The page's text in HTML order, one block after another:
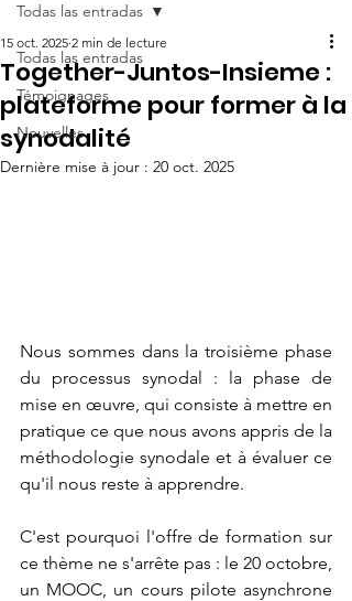
Todas las entradas
Témoignages
Nouvelles
Todas las entradas
Together-Juntos-Insieme :
plateforme pour former à la
synodalité
15 oct. 2025 2 min de lecture
Dernière mise à jour : 20 oct. 2025
Nous sommes dans la troisième phase
du processus synodal : la phase de
mise en œuvre, qui consiste à mettre en
pratique ce que nous avons appris de la
méthodologie synodale et à évaluer ce
qu'il nous reste à apprendre.
C'est pourquoi l'offre de formation sur
ce thème ne s'arrête pas : le 20 octobre,
un MOOC, un cours pilote asynchrone